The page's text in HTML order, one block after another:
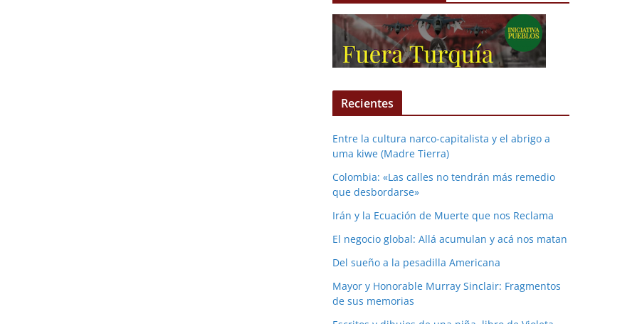
Recientes
Entre la cultura narco-capitalista y el abrigo a
uma kiwe (Madre Tierra)
Colombia: «Las calles no tendrán más remedio
que desbordarse»
Irán y la Ecuación de Muerte que nos Reclama
El negocio global: Allá acumulan y acá nos matan
Del sueño a la pesadilla Americana
Mayor y Honorable Murray Sinclair: Fragmentos
de sus memorias